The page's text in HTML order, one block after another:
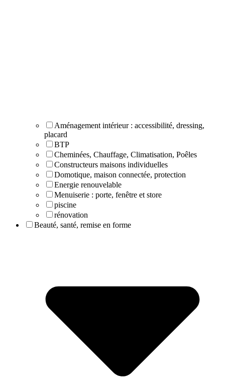
Aménagement intérieur : accessibilité, dressing,
placard
BTP
Cheminées, Chauffage, Climatisation, Poêles
Constructeurs maisons individuelles
Domotique, maison connectée, protection
Energie renouvelable
Menuiserie : porte, fenêtre et store
piscine
rénovation
Beauté, santé, remise en forme